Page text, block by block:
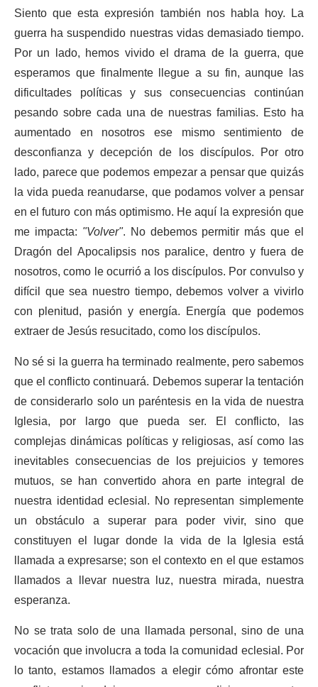
Siento que esta expresión también nos habla hoy. La
guerra ha suspendido nuestras vidas demasiado tiempo.
Por un lado, hemos vivido el drama de la guerra, que
esperamos que finalmente llegue a su fin, aunque las
dificultades políticas y sus consecuencias continúan
pesando sobre cada una de nuestras familias. Esto ha
aumentado en nosotros ese mismo sentimiento de
desconfianza y decepción de los discípulos. Por otro
lado, parece que podemos empezar a pensar que quizás
la vida pueda reanudarse, que podamos volver a pensar
en el futuro con más optimismo. He aquí la expresión que
me impacta: "Volver". No debemos permitir más que el
Dragón del Apocalipsis nos paralice, dentro y fuera de
nosotros, como le ocurrió a los discípulos. Por convulso y
difícil que sea nuestro tiempo, debemos volver a vivirlo
con plenitud, pasión y energía. Energía que podemos
extraer de Jesús resucitado, como los discípulos.
No sé si la guerra ha terminado realmente, pero sabemos
que el conflicto continuará. Debemos superar la tentación
de considerarlo solo un paréntesis en la vida de nuestra
Iglesia, por largo que pueda ser. El conflicto, las
complejas dinámicas políticas y religiosas, así como las
inevitables consecuencias de los prejuicios y temores
mutuos, se han convertido ahora en parte integral de
nuestra identidad eclesial. No representan simplemente
un obstáculo a superar para poder vivir, sino que
constituyen el lugar donde la vida de la Iglesia está
llamada a expresarse; son el contexto en el que estamos
llamados a llevar nuestra luz, nuestra mirada, nuestra
esperanza.
No se trata solo de una llamada personal, sino de una
vocación que involucra a toda la comunidad eclesial. Por
lo tanto, estamos llamados a elegir cómo afrontar este